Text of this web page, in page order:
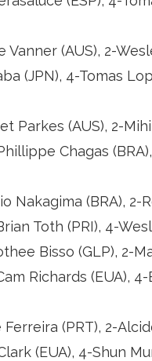
Vanner (AUS), 2-
(JPN), 4-Tomas
Parkes (AUS), 2-
Chagas
Nakagima (BRA), 2-
Toth (PRI), 4-
Bisso (GLP), 2-
Richards (EUA),
Ferreira (PRT), 2-
(EUA), 4-Shun